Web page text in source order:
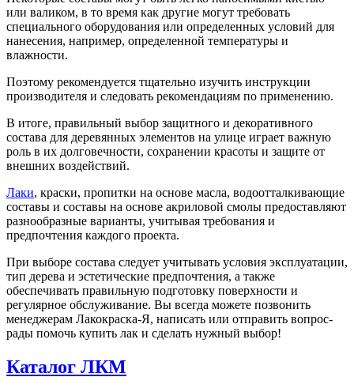
или валиком, в то время как другие могут требовать
специального оборудования или определенных условий для
нанесения, например, определенной температуры и
влажности.
Поэтому рекомендуется тщательно изучить инструкции
производителя и следовать рекомендациям по применению.
В итоге, правильный выбор защитного и декоративного
состава для деревянных элементов на улице играет важную
роль в их долговечности, сохранении красоты и защите от
внешних воздействий.
Лаки, краски, пропитки на основе масла, водоотталкивающие
составы и составы на основе акриловой смолы предоставляют
разнообразные варианты, учитывая требования и
предпочтения каждого проекта.
При выборе состава следует учитывать условия эксплуатации,
тип дерева и эстетические предпочтения, а также
обеспечивать правильную подготовку поверхности и
регулярное обслуживание. Вы всегда можете позвонить
менеджерам Лакокраска-Я, написать или отправить вопрос-
рады помочь купить лак и сделать нужный выбор!
Каталог ЛКМ